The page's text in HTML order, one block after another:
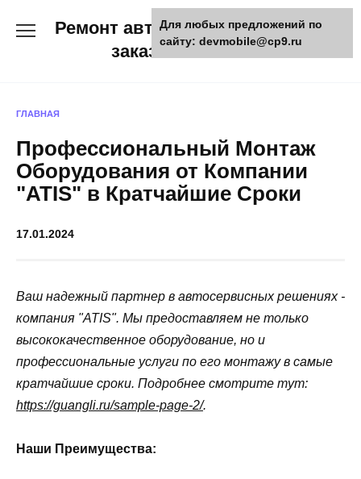
Ремонт авто и мото техники,
заказ запчастей
ГЛАВНАЯ
Профессиональный Монтаж
Оборудования от Компании
"ATIS" в Кратчайшие Сроки
17.01.2024
Ваш надежный партнер в автосервисных решениях -
компания "ATIS". Мы предоставляем не только
высококачественное оборудование, но и
профессиональные услуги по его монтажу в самые
кратчайшие сроки. Подробнее смотрите тут:
https://guangli.ru/sample-page-2/.
Наши Преимущества:
Для любых предложений по
сайту: devmobile@cp9.ru